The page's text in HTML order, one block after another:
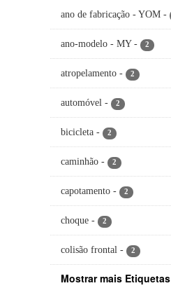
ano de fabricação - YOM -
ano-modelo - MY - 2
atropelamento - 2
automóvel - 2
bicicleta - 2
caminhão - 2
capotamento - 2
choque - 2
colisão frontal - 2
Mostrar mais Etiquetas